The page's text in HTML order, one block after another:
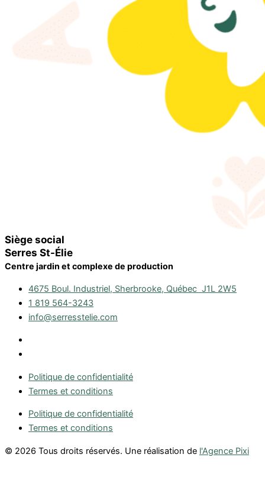
Siège social
Serres St-Élie
Centre jardin et complexe de production
4675 Boul. Industriel, Sherbrooke, Québec J1L 2W5
1 819 564-3243
info@serresstelie.com
Politique de confidentialité
Termes et conditions
Politique de confidentialité
Termes et conditions
© 2026 Tous droits réservés. Une réalisation de l'Agence Pixi